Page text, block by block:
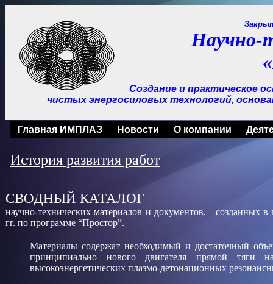
Научно-
Создание и практическое
чистых энергосиловых технологий,
Главная ИМПЛАЗ Новости О компании
История развития работ
СВОДНЫЙ КАТАЛОГ
научно-технических материалов и документов,
созданных в
гг. по программе “Простор”.
Материалы содержат необходимый и достаточный
принципиально нового двигателя прямой тяги
высокоэнергетических плазмо-детонационных